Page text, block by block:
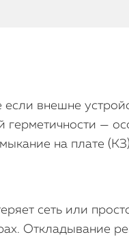
внешне
герметичности —
на плате
сеть или
Откладывание